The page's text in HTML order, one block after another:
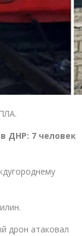
ДНР: 7 человек
дрон атаковал